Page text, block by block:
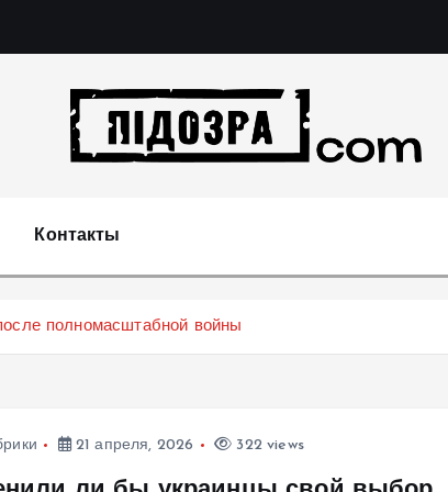
Контакты
полномасштабной войны
21 апреля, 2026 322 views